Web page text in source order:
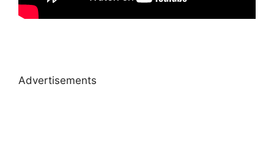
Advertisements